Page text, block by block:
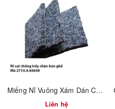
Miếng Nỉ Vuông Xám Dán Chân Bàn Ghế – Bảo Vệ Nền Nhà, Chống Trầy Xước Hiệu Quả | Mã 2710.4.60608
Liên hệ